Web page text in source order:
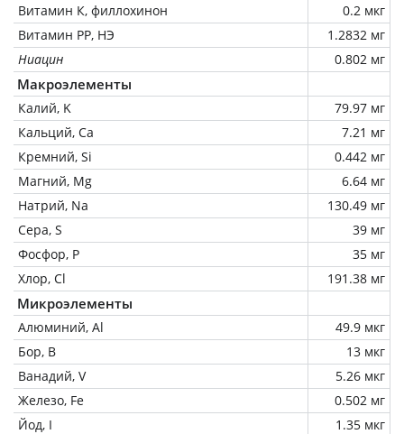
Витамин К, филлохинон
0.2 мкг
Витамин РР, НЭ
1.2832 мг
Ниацин
0.802 мг
Макроэлементы
Калий, K
79.97 мг
Кальций, Ca
7.21 мг
Кремний, Si
0.442 мг
Магний, Mg
6.64 мг
Натрий, Na
130.49 мг
Сера, S
39 мг
Фосфор, P
35 мг
Хлор, Cl
191.38 мг
Микроэлементы
Алюминий, Al
49.9 мкг
Бор, B
13 мкг
Ванадий, V
5.26 мкг
Железо, Fe
0.502 мг
Йод, I
1.35 мкг